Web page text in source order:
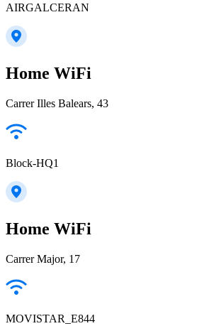
AIRGALCERAN
Home WiFi
Carrer Illes Balears, 43
Block-HQ1
Home WiFi
Carrer Major, 17
MOVISTAR_E844